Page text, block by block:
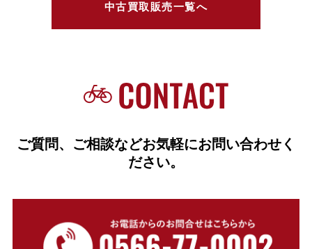
中古買取販売一覧へ
ご質問、ご相談などお気軽にお問い合わせく
ださい。